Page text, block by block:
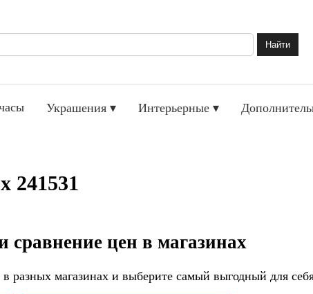
Найти
Украшения ▾ Интерьерные ▾
241531
сравнение цен в магазинах
разных магазинах и выберите самый выгодный для